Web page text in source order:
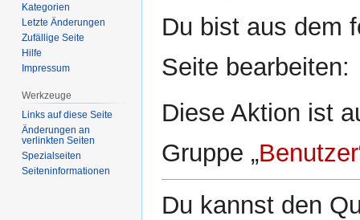
Navigation
Suche
Du bist aus dem
Seite bearbeiten:
Diese Aktion ist
Gruppe „Benutzer
Du kannst den
Kategorien
Letzte Änderungen
Zufällige Seite
Hilfe
Impressum
Werkzeuge
Links auf diese Seite
Änderungen an
verlinkten Seiten
Spezialseiten
Seiten­­informationen